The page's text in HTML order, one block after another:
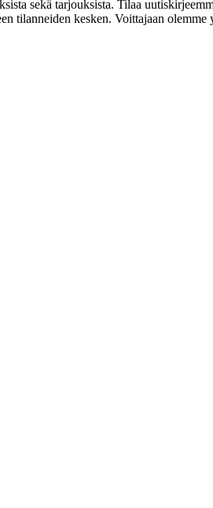
sekä tarjouksista. Tilaa
tilanneiden kesken. Voittajaan olemme